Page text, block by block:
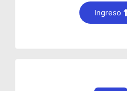
Ingreso